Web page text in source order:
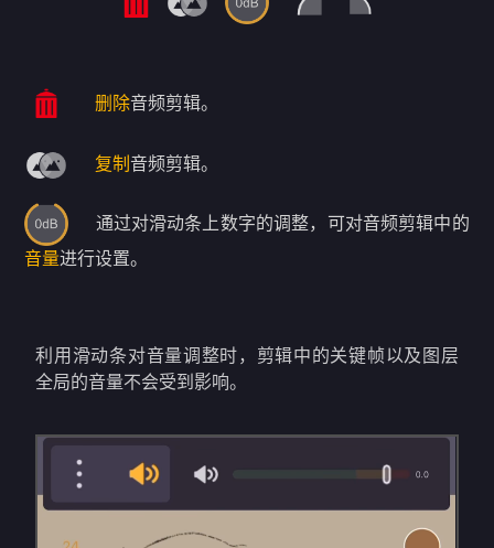
删除音频剪辑。
复制 音频剪辑。
通过对滑动条上数字的调整，可对音频剪辑中的
音量进行设置。
利用滑动条对音量调整时，剪辑中的关键帧以及图层
全局的音量不会受到影响。